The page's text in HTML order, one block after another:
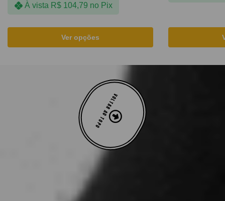
À vista R$104,79 no Pix
Ver opções
VOLTAR AO TOPO